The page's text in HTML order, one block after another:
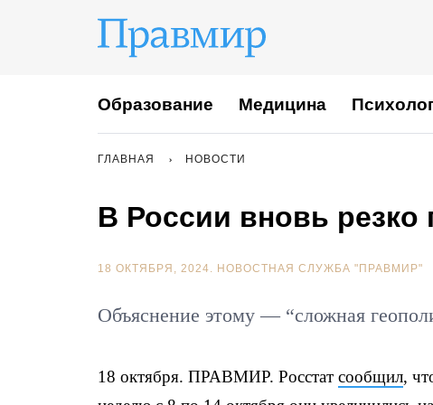
Образование Медицина
ГЛАВНАЯ НОВОСТИ
В России вновь
18 ОКТЯБРЯ, 2024. НОВОСТНАЯ СЛУЖБА "ПРАВМИР"
Объяснение этому — “сложная
18 октября. ПРАВМИР. Росстат сообщил,